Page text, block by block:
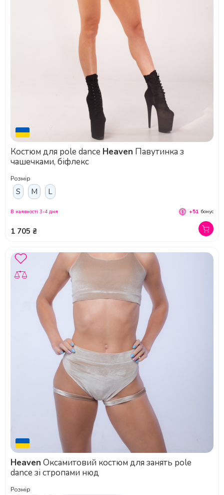
Костюм для pole dance Heaven Павутинка з
чашечками, біфлекс
Розмір
S M L
1 705 ₴
В наявності 3-4 дня +51 бонус
Heaven
dance зі стропами нюд
Розмір